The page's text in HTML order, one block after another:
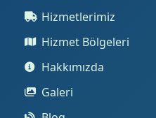
Hizmetlerimiz
Hizmet Bölgeleri
Hakkımızda
Galeri